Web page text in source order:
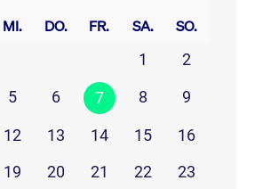
MI. DO. FR. SA. SO.
1
2
5 6 7 8 9
12 13 14 15
16
19 20 21 22
23